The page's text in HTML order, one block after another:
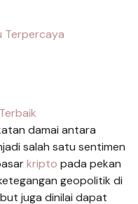
Terpercaya
damai antara
salah satu sentimen
kripto pada pekan
geopolitik di
juga dinilai dapat